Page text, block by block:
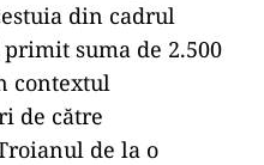
din cadrul
suma de 2.500
contextul
de către
de la o